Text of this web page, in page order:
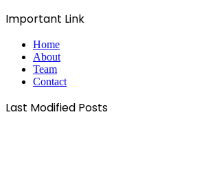
Important Link
Home
About
Team
Contact
Last Modified Posts